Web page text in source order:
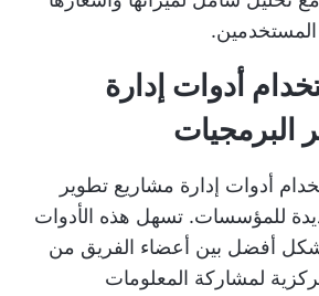
أدوات إدارة
البرمجيات
أدوات إدارة مشاريع تطوير
للمؤسسات. تسهل هذه الأدوات
أفضل بين أعضاء الفريق من
لمشاركة المعلومات